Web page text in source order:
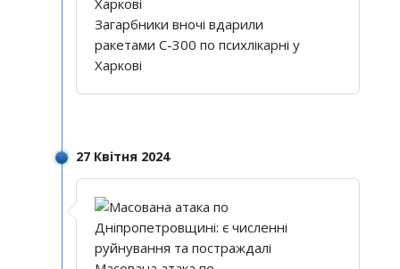
Загарбники вночі вдарили
ракетами С-300 по психлікарні у
Харкові
27 Квітня 2024